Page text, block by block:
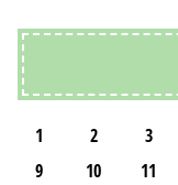
1 2 3
9
10 11